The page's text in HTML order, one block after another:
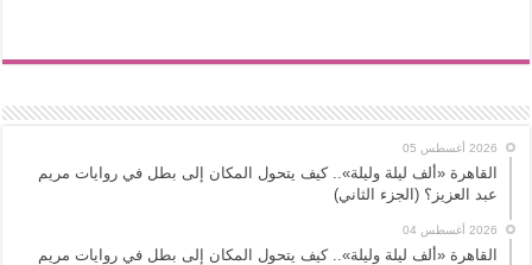
2026 أغسطس 05
القاهرة «ألف ليلة وليلة».. كيف يتحول المكان إلى بطل في روايات مريم
عبد العزيز؟ (الجزء الثاني)
2026 أغسطس 04
القاهرة «ألف ليلة وليلة».. كيف يتحول المكان إلى بطل في روايات مريم